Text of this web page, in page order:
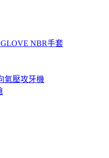
NBR手套
氣壓攻牙機